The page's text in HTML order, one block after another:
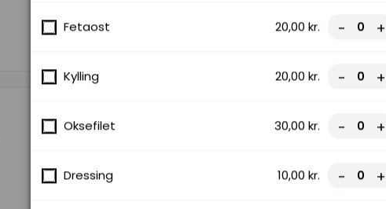
Fetaost 20,00 kr. - +
Kylling 20,00 kr. - +
Oksefilet 30,00 kr. - +
Dressing 10,00 kr. - +